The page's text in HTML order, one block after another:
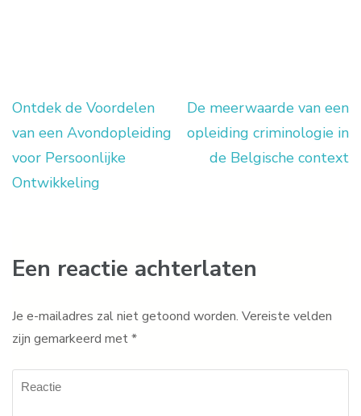
Berichtnavigatie
Ontdek de Voordelen
van een Avondopleiding
voor Persoonlijke
Ontwikkeling
De meerwaarde van een
opleiding criminologie in
de Belgische context
Een reactie achterlaten
Je e-mailadres zal niet getoond worden. Vereiste velden
zijn gemarkeerd met*
Reactie